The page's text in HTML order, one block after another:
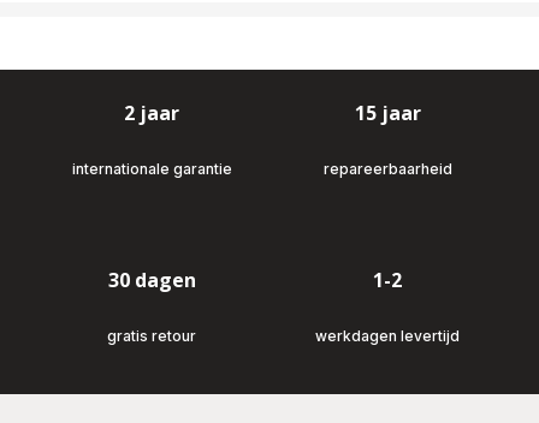
2 jaar
internationale garantie
15 jaar
repareerbaarheid
30 dagen
gratis retour
1-2
werkdagen levertijd